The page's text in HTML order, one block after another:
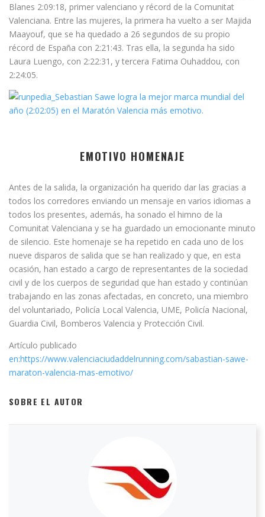
Blanes 2:09:18, primer valenciano y récord de la Comunitat
Valenciana. Entre las mujeres, la primera ha vuelto a ser Majida
Maayouf, que se ha quedado a 26 segundos de su propio
récord de España con 2:21:43. Tras ella, la segunda ha sido
Laura Luengo, con 2:22:31, y tercera Fatima Ouhaddou, con
2:24:05.
EMOTIVO HOMENAJE
Antes de la salida, la organización ha querido dar las gracias a
todos los corredores enviando un mensaje en varios idiomas a
todos los presentes, además, ha sonado el himno de la
Comunitat Valenciana y se ha guardado un emocionante minuto
de silencio. Este homenaje se ha repetido en cada uno de los
nueve disparos de salida que se han realizado y que, en esta
ocasión, han estado a cargo de representantes de la sociedad
civil y de los cuerpos de seguridad que han estado y continúan
trabajando en las zonas afectadas, en concreto, una miembro
del voluntariado, Policía Local Valencia, UME, Policía Nacional,
Guardia Civil, Bomberos Valencia y Protección Civil.
Artículo publicado
en:https://www.valenciaciudaddelrunning.com/sabastian-sawe-
maraton-valencia-mas-emotivo/
SOBRE EL AUTOR